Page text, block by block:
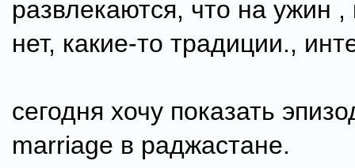
развлекаются, что на ужин ,
нет, какие-то традиции.,
сегодня хочу показать
marriage в раджастане.